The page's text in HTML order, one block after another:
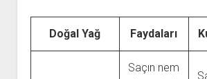
Doğal Yağ Faydaları
Saçın nem